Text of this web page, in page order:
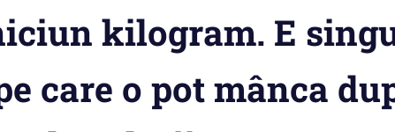
kilogram. E
care o pot mânca